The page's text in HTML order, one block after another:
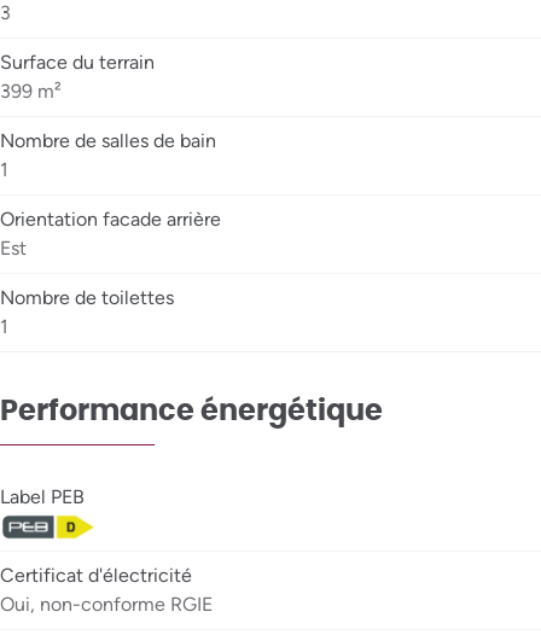
3
Surface du terrain
399 m²
Nombre de salles de bain
1
Orientation facade arrière
Est
Nombre de toilettes
1
Performance énergétique
Label PEB
Certificat d'électricité
Oui, non-conforme RGIE